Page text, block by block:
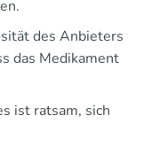
des Anbieters
das Medikament
ist ratsam, sich